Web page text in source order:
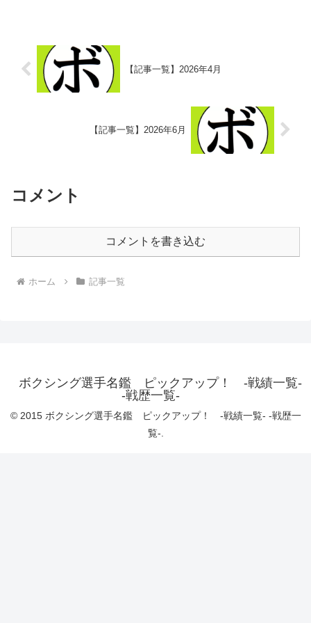
【記事一覧】2026年4月
【記事一覧】2026年6月
コメント
コメントを書き込む
ホーム 記事一覧
ボクシング選手名鑑 ピックアップ！ -戦績一覧-
-戦歴一覧-
© 2015 ボクシング選手名鑑 ピックアップ！ -戦績一覧- -戦歴一
覧-.